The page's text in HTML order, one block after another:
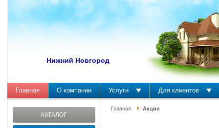
Нижний Новгород
Главная О компании Услуги Для клиентов
Главная Акции
КАТАЛОГ